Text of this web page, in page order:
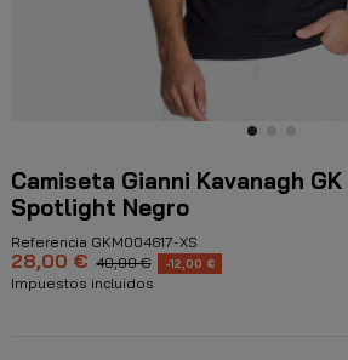
Camiseta Gianni Kavanagh GK
Spotlight Negro
Referencia GKM004617-XS
28,00 € 40,00 € -12,00 €
Impuestos incluidos